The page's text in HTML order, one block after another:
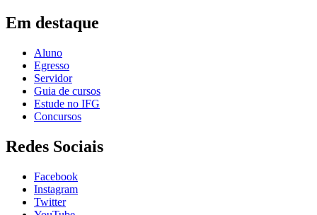
Em destaque
Aluno
Egresso
Servidor
Guia de cursos
Estude no IFG
Concursos
Redes Sociais
Facebook
Instagram
Twitter